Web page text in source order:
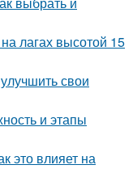
лагах высотой 15
свои
и этапы
это влияет на